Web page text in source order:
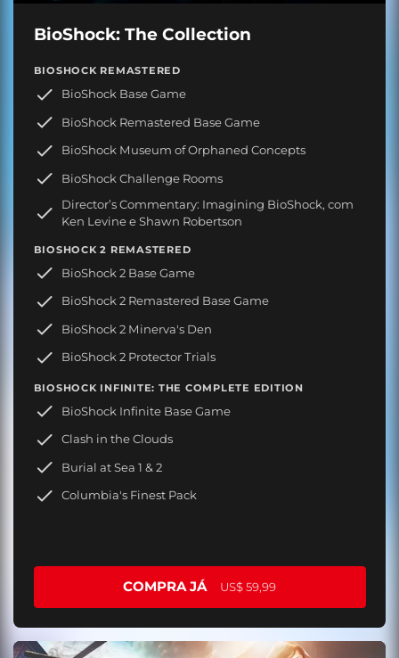
BioShock: The Collection
BIOSHOCK REMASTERED
BioShock Base Game
BioShock Remastered Base Game
BioShock Museum of Orphaned Concepts
BioShock Challenge Rooms
Director’s Commentary: Imagining BioShock, com
Ken Levine e Shawn Robertson
BIOSHOCK 2 REMASTERED
BioShock 2 Base Game
BioShock 2 Remastered Base Game
BioShock 2 Minerva's Den
BioShock 2 Protector Trials
BIOSHOCK INFINITE: THE COMPLETE EDITION
BioShock Infinite Base Game
Clash in the Clouds
Burial at Sea 1 & 2
Columbia's Finest Pack
COMPRA JÁ US$ 59,99